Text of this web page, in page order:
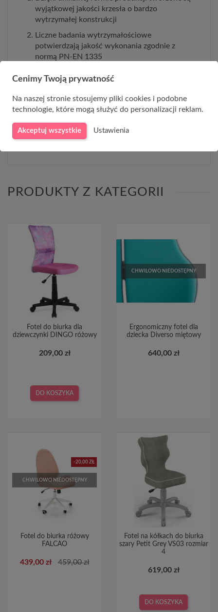
wyjątkowej jakości krzesła o bardzo
wytrzymałej konstrukcji
Liczne badania wytrzymałościowe
potwierdzają jakość wykonania zgodnie z
normą PN-EN 1335
siedziska krzeseł zaprojektowane w oparciu o
PRODUKTY Z KATEGORII
Fotel do biurka dla
dziewczynki DINGO różowy
209,00 zł
DO KOSZYKA
CHWILOWO NIEDOSTĘPNY
Ergonomiczny fotel dla
dziecka Diverso miętowy
640,00 zł
-20,00 ZŁ
CHWILOWO NIEDOSTĘPNY
Fotel do biurka różowy
FALCAO
439,00 zł 459,00 zł
Fotel na kółkach do biurka
szary Petit Grey VS03 rozmiar
4
619,00 zł
DO KOSZYKA
Cenimy Twoją prywatność
Na naszej stronie stosujemy pliki cookies i podobne
technologie, które mogą służyć do personalizacji reklam.
Akceptuj wszystkie Ustawienia